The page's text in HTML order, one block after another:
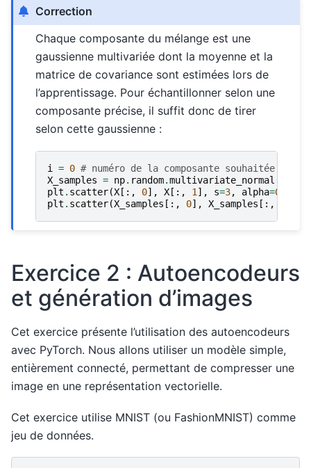
Correction
Chaque composante du mélange est une
gaussienne multivariée dont la moyenne et la
matrice de covariance sont estimées lors de
l’apprentissage. Pour échantillonner selon une
composante précise, il suffit donc de tirer
selon cette gaussienne :
i = 0 # numéro de la composante souhaitée
X_samples = np. random.multivariate_normal
plt . scatter(X [:, 0], X [:, 1 ], s=3, alpha=0.5
plt . scatter(X_samples [:, 0], X_samples [:,
Exercice 2 : Autoencodeurs
et génération d’images
Cet exercice présente l’utilisation des autoencodeurs
avec PyTorch. Nous allons utiliser un modèle simple,
entièrement connecté, permettant de compresser une
image en une représentation vectorielle.
Cet exercice utilise MNIST (ou FashionMNIST) comme
jeu de données.